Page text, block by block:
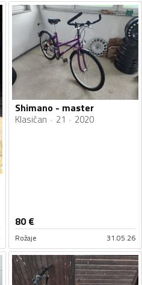
Shimano - master
Klasičan 21 2020
80€
Rožaje 31.05.26